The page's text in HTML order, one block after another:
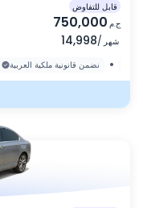
قابل للتفاوض
750,000 ج.م
14,998/ شهر
نضمن قانونية ملكية العربية •